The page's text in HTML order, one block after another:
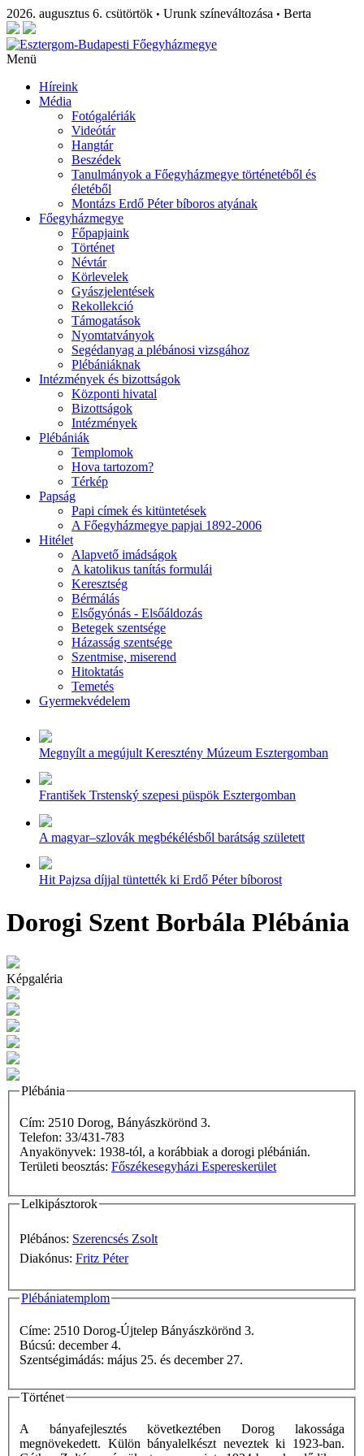
2026. augusztus 6. csütörtök • Urunk színeváltozása • Berta
Menü
Híreink
Média
Fotógalériák
Videótár
Hangtár
Beszédek
Tanulmányok a Főegyházmegye történetéből és
életéből
Montázs Erdő Péter bíboros atyának
Főegyházmegye
Főpapjaink
Történet
Névtár
Körlevelek
Gyászjelentések
Rekollekció
Támogatások
Nyomtatványok
Segédanyag a plébánosi vizsgához
Plébániáknak
Intézmények és bizottságok
Központi hivatal
Bizottságok
Intézmények
Plébániák
Templomok
Hova tartozom?
Térkép
Papság
Papi címek és kitüntetések
A Főegyházmegye papjai 1892-2006
Hitélet
Alapvető imádságok
A katolikus tanítás formulái
Keresztség
Bérmálás
Elsőgyónás - Elsőáldozás
Betegek szentsége
Házasság szentsége
Szentmise, miserend
Hitoktatás
Temetés
Gyermekvédelem
Megnyílt a megújult Keresztény Múzeum Esztergomban
František Trstenský szepesi püspök Esztergomban
A magyar–szlovák megbékélésből barátság született
Hit Pajzsa díjjal tüntették ki Erdő Péter bíborost
Dorogi Szent Borbála Plébánia
Képgaléria
Plébánia
Cím: 2510 Dorog, Bányászkörönd 3.
Telefon: 33/431-783
Anyakönyvek: 1938-tól, a korábbiak a dorogi plébánián.
Területi beosztás: Főszékesegyházi Espereskerület
Lelkipásztorok
Plébános: Szerencsés Zsolt
Diakónus: Fritz Péter
Plébániatemplom
Címe: 2510 Dorog-Újtelep Bányászkörönd 3.
Búcsú: december 4.
Szentségimádás: május 25. és december 27.
Történet
A bányafejlesztés következtében Dorog lakossága
megnövekedett. Külön bányalelkészt neveztek ki 1923-ban.